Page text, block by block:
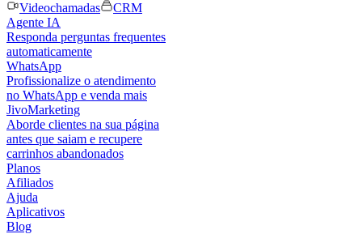
Videochamadas
CRM
Agente IA
Responda perguntas frequentes
automaticamente
WhatsApp
Profissionalize o atendimento
no WhatsApp e venda mais
JivoMarketing
Aborde clientes na sua página
antes que saiam e recupere
carrinhos abandonados
Planos
Afiliados
Ajuda
Aplicativos
Blog